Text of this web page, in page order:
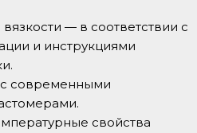
— в соответствии с
и инструкциями
современными
свойства